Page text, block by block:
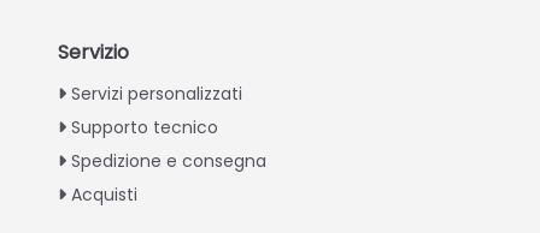
Servizio
Servizi personalizzati
Supporto tecnico
Spedizione e consegna
Acquisti
Turkish
Swahili
Urdu
Greek